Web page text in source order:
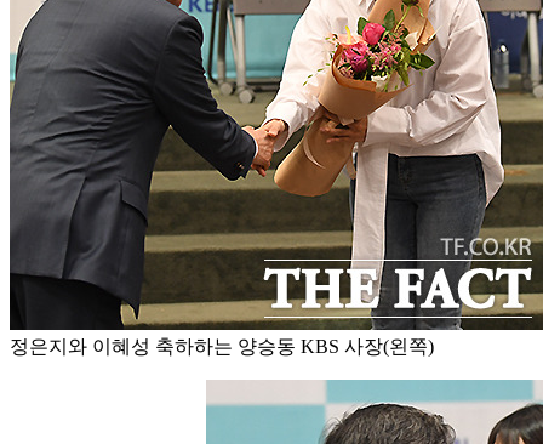
정은지와 이혜성 축하하는 양승동 KBS 사장(왼쪽)